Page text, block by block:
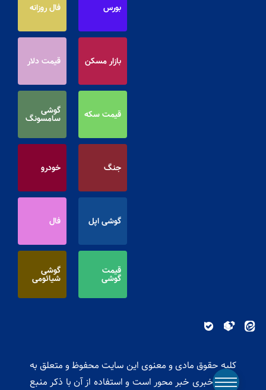
بورس فال روزانه
بازار مسکن قیمت دلار
قیمت سکه گوشی
سامسونگ
جنگ خودرو
گوشی اپل فال
قیمت
گوشی
گوشی
شیائومی
کلیه حقوق مادی و معنوی این سایت محفوظ و متعلق به
پایگاه خبری خبر محور است و استفاده از آن با ذکر منبع